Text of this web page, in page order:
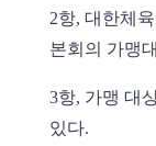
2항, 대한체
본회의 가맹
3항, 가맹 대
있다.